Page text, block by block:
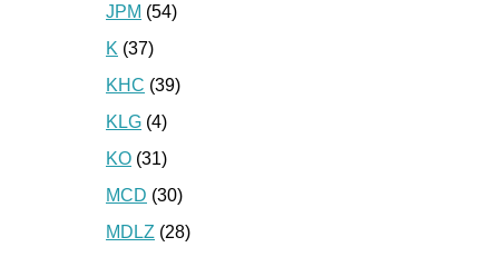
JPM (54)
K (37)
KHC (39)
KLG (4)
KO (31)
MCD (30)
MDLZ (28)